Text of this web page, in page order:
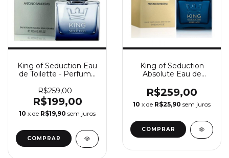
King of Seduction Eau
de Toilette - Perfume
Banderas
R$259,00
R$199,00
10 x de R$19,90 sem juros
COMPRAR
King of Seduction
Absolute Eau de
Masculino Antonio
Banderas
R$259,00
10 x de R$25,90 sem juros
COMPRAR